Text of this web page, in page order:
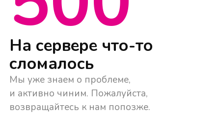
На сервере что-то
сломалось
Мы уже знаем о проблеме,
и активно чиним. Пожалуйста,
возвращайтесь к нам попозже.